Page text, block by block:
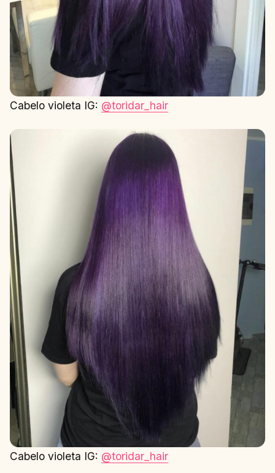
Cabelo violeta IG: @toridar_hair
Cabelo violeta IG: @toridar_hair